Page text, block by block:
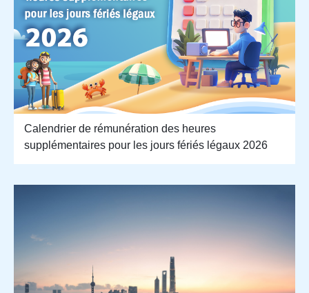
Calendrier de rémunération des heures
supplémentaires pour les jours fériés légaux 2026